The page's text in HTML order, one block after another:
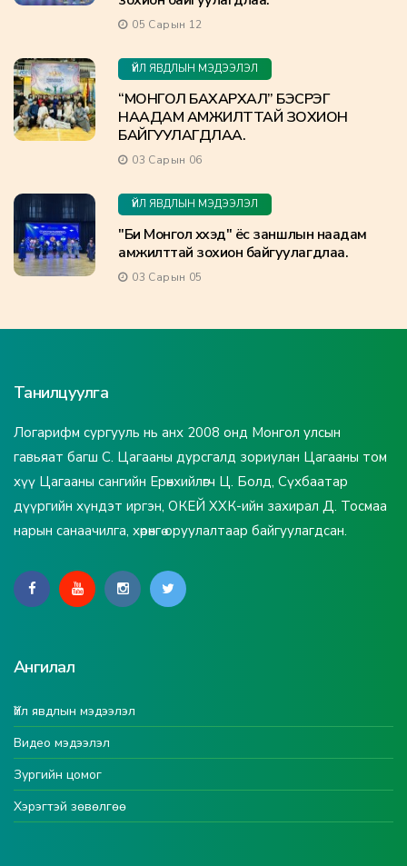
05 Сарын 12
ҮЙЛ ЯВДЛЫН МЭДЭЭЛЭЛ
“МОНГОЛ БАХАРХАЛ” БЭСРЭГ
НААДАМ АМЖИЛТТАЙ ЗОХИОН
БАЙГУУЛАГДЛАА.
03 Сарын 06
ҮЙЛ ЯВДЛЫН МЭДЭЭЛЭЛ
"Би Монгол хүүхэд" ёс заншлын наадам
амжилттай зохион байгуулагдлаа.
03 Сарын 05
Танилцуулга
Логарифм сургууль нь анх 2008 онд Монгол улсын
гавьяат багш С. Цагааны дурсгалд зориулан Цагааны том
хүү Цагааны сангийн Ерөнхийлөгч Ц. Болд, Сүхбаатар
дүүргийн хүндэт иргэн, ОКЕЙ ХХК-ийн захирал Д. Тосмаа
нарын санаачилга, хөрөнгө оруулалтаар байгуулагдсан.
Ангилал
Үйл явдлын мэдээлэл
Видео мэдээлэл
Зургийн цомог
Хэрэгтэй зөвөлгөө